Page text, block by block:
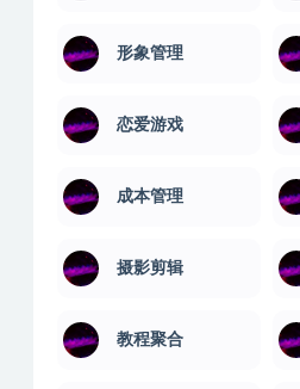
形象管理
恋爱游戏
成本管理
摄影剪辑
教程聚合